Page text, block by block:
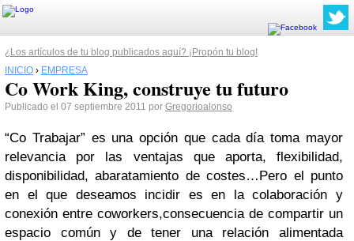
¿Los artículos de tu blog publicados aquí? ¡Propón tu blog!
INICIO › EMPRESA
Co Work King, construye tu futuro
Publicado el 07 septiembre 2011 por Gregorioalonso
“Co Trabajar” es una opción que cada día toma mayor
relevancia por las ventajas que aporta, flexibilidad,
disponibilidad, abaratamiento de costes…Pero el punto
en el que deseamos incidir es en la colaboración y
conexión entre coworkers,consecuencia de compartir un
espacio común y de tener una relación alimentada